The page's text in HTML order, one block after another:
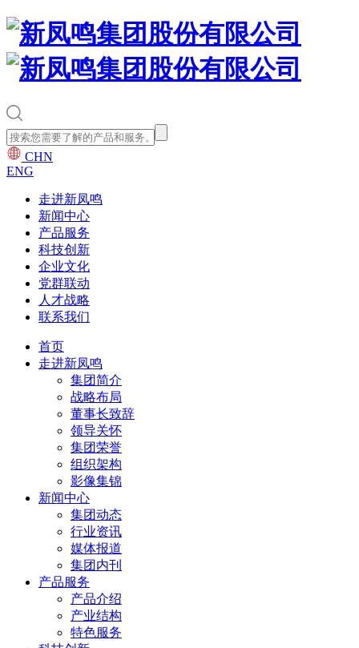
CHN
ENG
走进新凤鸣
新闻中心
产品服务
科技创新
企业文化
党群联动
人才战略
联系我们
首页
走进新凤鸣
集团简介
战略布局
董事长致辞
领导关怀
集团荣誉
组织架构
影像集锦
新闻中心
集团动态
行业资讯
媒体报道
集团内刊
产品服务
产品介绍
产业结构
特色服务